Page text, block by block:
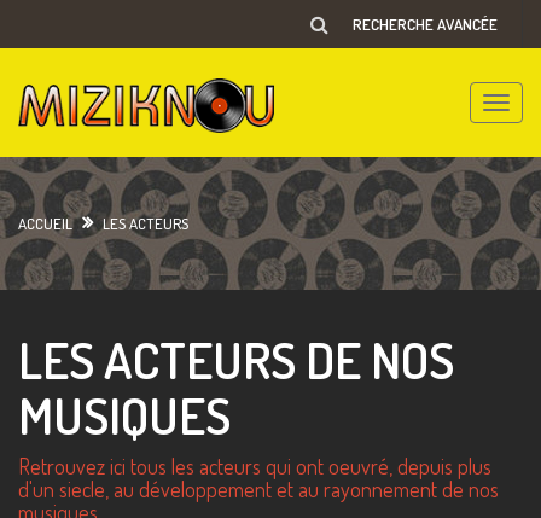
RECHERCHE AVANCÉE
Toggle
ACCUEIL LES ACTEURS
LES ACTEURS DE NOS
MUSIQUES
Retrouvez ici tous les acteurs qui ont oeuvré, depuis plus
d'un siecle, au développement et au rayonnement de nos
musiques.